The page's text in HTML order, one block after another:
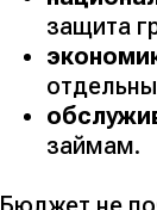
защита
займам.